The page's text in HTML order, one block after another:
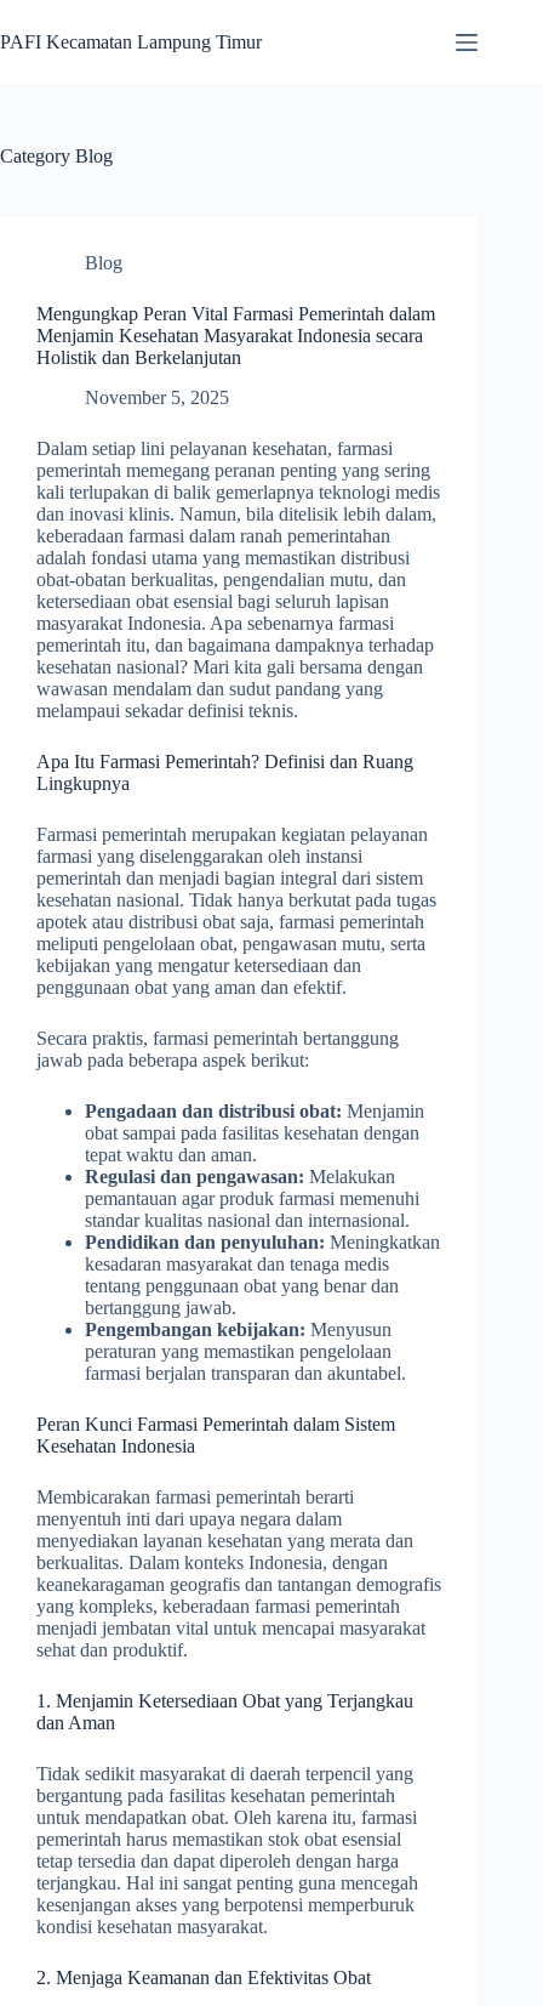
to
content
PAFI Kecamatan Lampung Timur
Category Blog
Blog
Mengungkap Peran Vital Farmasi Pemerintah dalam
Menjamin Kesehatan Masyarakat Indonesia secara
Holistik dan Berkelanjutan
November 5, 2025
Dalam setiap lini pelayanan kesehatan, farmasi
pemerintah memegang peranan penting yang sering
kali terlupakan di balik gemerlapnya teknologi medis
dan inovasi klinis. Namun, bila ditelisik lebih dalam,
keberadaan farmasi dalam ranah pemerintahan
adalah fondasi utama yang memastikan distribusi
obat-obatan berkualitas, pengendalian mutu, dan
ketersediaan obat esensial bagi seluruh lapisan
masyarakat Indonesia. Apa sebenarnya farmasi
pemerintah itu, dan bagaimana dampaknya terhadap
kesehatan nasional? Mari kita gali bersama dengan
wawasan mendalam dan sudut pandang yang
melampaui sekadar definisi teknis.
Apa Itu Farmasi Pemerintah? Definisi dan Ruang
Lingkupnya
Farmasi pemerintah merupakan kegiatan pelayanan
farmasi yang diselenggarakan oleh instansi
pemerintah dan menjadi bagian integral dari sistem
kesehatan nasional. Tidak hanya berkutat pada tugas
apotek atau distribusi obat saja, farmasi pemerintah
meliputi pengelolaan obat, pengawasan mutu, serta
kebijakan yang mengatur ketersediaan dan
penggunaan obat yang aman dan efektif.
Secara praktis, farmasi pemerintah bertanggung
jawab pada beberapa aspek berikut:
Pengadaan dan distribusi obat: Menjamin
obat sampai pada fasilitas kesehatan dengan
tepat waktu dan aman.
Regulasi dan pengawasan: Melakukan
pemantauan agar produk farmasi memenuhi
standar kualitas nasional dan internasional.
Pendidikan dan penyuluhan: Meningkatkan
kesadaran masyarakat dan tenaga medis
tentang penggunaan obat yang benar dan
bertanggung jawab.
Pengembangan kebijakan: Menyusun
peraturan yang memastikan pengelolaan
farmasi berjalan transparan dan akuntabel.
Peran Kunci Farmasi Pemerintah dalam Sistem
Kesehatan Indonesia
Membicarakan farmasi pemerintah berarti
menyentuh inti dari upaya negara dalam
menyediakan layanan kesehatan yang merata dan
berkualitas. Dalam konteks Indonesia, dengan
keanekaragaman geografis dan tantangan demografis
yang kompleks, keberadaan farmasi pemerintah
menjadi jembatan vital untuk mencapai masyarakat
sehat dan produktif.
1. Menjamin Ketersediaan Obat yang Terjangkau
dan Aman
Tidak sedikit masyarakat di daerah terpencil yang
bergantung pada fasilitas kesehatan pemerintah
untuk mendapatkan obat. Oleh karena itu, farmasi
pemerintah harus memastikan stok obat esensial
tetap tersedia dan dapat diperoleh dengan harga
terjangkau. Hal ini sangat penting guna mencegah
kesenjangan akses yang berpotensi memperburuk
kondisi kesehatan masyarakat.
2. Menjaga Keamanan dan Efektivitas Obat